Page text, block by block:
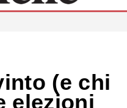
(e chi
elezioni